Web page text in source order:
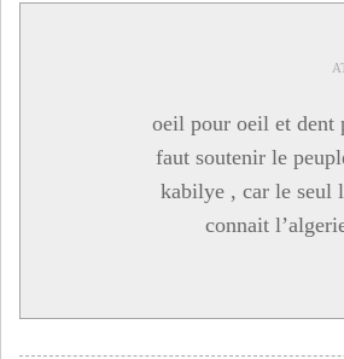
oeil pour oeil et dent
faut soutenir le
kabilye , car le seul
connait